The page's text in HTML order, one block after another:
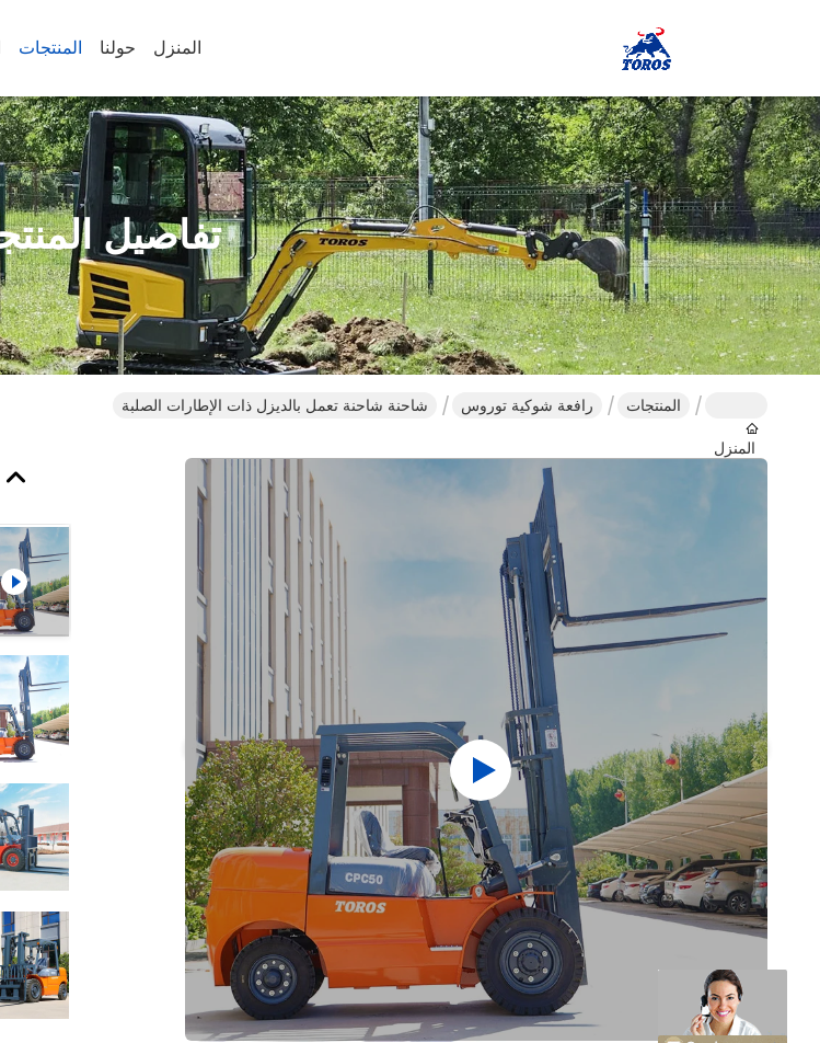
المنزل حولنا المنتجات
تفاصيل
المنزل
المنتجات رافعة شوكية توروس شاحنة شاحنة تعمل بالديزل ذات الإطارات الصلبة